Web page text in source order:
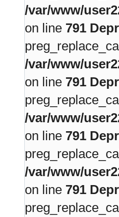
/var/www/
on line 791
/var/www/
on line 791
/var/www/
on line 791
/var/www/
on line 791